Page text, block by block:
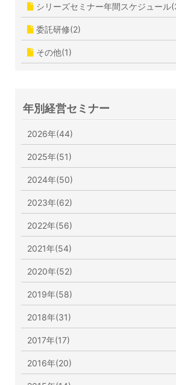
シリーズセミナー年間スケジュール
委託研修(2)
その他(1)
年別経営セミナー
2026年(44)
2025年(51)
2024年(50)
2023年(62)
2022年(56)
2021年(54)
2020年(52)
2019年(58)
2018年(31)
2017年(17)
2016年(20)